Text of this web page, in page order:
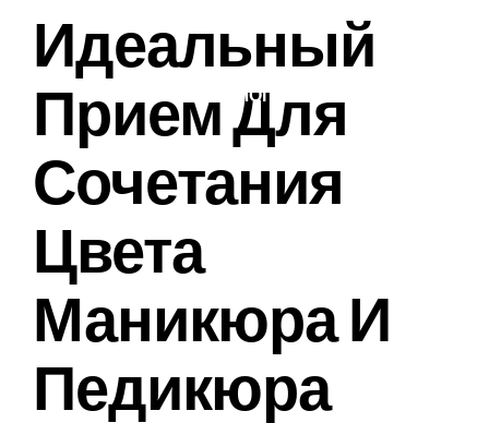
ТЕХНОЛОГИИ
Идеальный
Прием Для
Сочетания
Цвета
Маникюра И
Педикюра